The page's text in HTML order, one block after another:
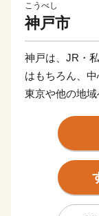
こうべし
神戸市
神戸は、JR・
はもちろん、
東京や他の地
しかし、これ
り、都会と自
地よい風が吹く